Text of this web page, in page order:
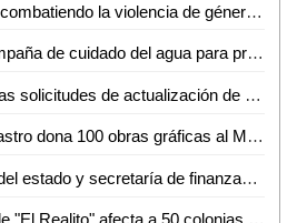
Ciudad Valles continua combatiendo la violencia de género a través de programas específicos
Interapas mantiene campaña de cuidado del agua para promover el cambio de hábitos en el hogar.
Comisiones aprueban las solicitudes de actualización de valores unitarios de suelo y construcción para los municipios para el ejercicio fiscal 2025
El maestro Salvador Castro dona 100 obras gráficas al MUNI de la UASLP
Comisión de hacienda del estado y secretaría de finanzas, inician análisis del paquete fiscal 2025